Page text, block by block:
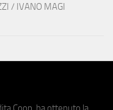
/ IVANO MAGI